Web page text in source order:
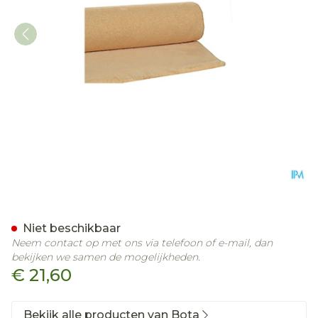
€ 21,60
Niet beschikbaar
Neem contact op met ons via telefoon of e-mail, dan
bekijken we samen de mogelijkheden.
Bekijk alle producten van Bota